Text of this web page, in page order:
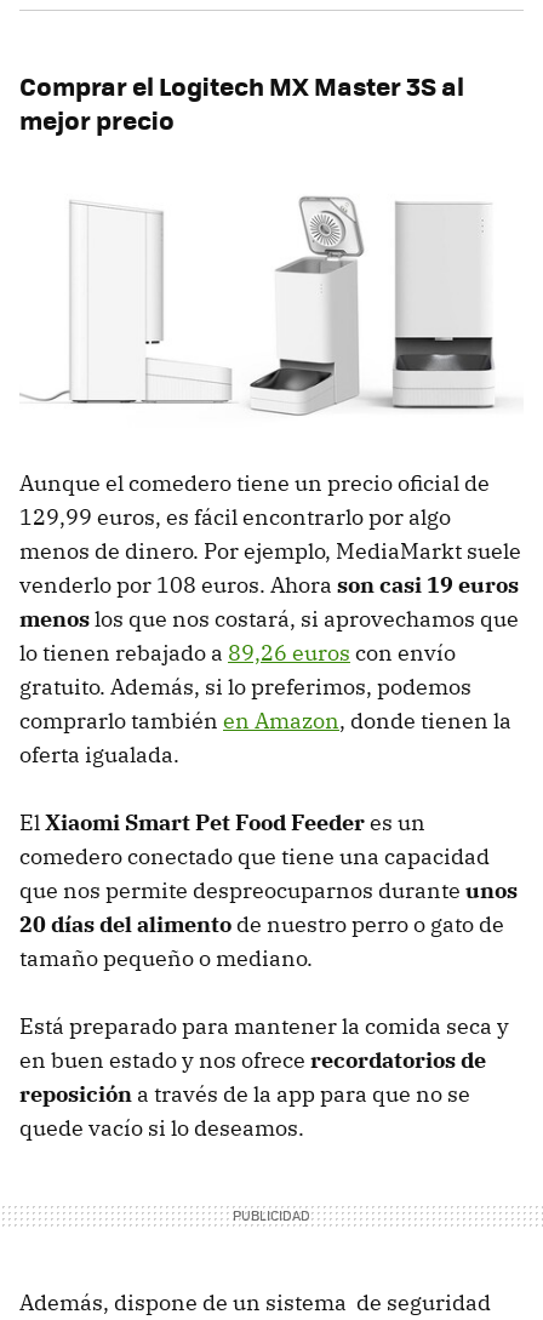
Comprar el Logitech MX Master 3S al
mejor precio
Aunque el comedero tiene un precio oficial de
129,99 euros, es fácil encontrarlo por algo
menos de dinero. Por ejemplo, MediaMarkt suele
venderlo por 108 euros. Ahora son casi 19 euros
menoslos que nos costará, si aprovechamos que
lo tienen rebajado a 89,26 euros con envío
gratuito. Además, si lo preferimos, podemos
comprarlo también en Amazon, donde tienen la
oferta igualada.
ElXiaomi Smart Pet Food Feederes un
comedero conectado que tiene una capacidad
que nos permite despreocuparnos durante unos
20 días del alimento de nuestro perro o gato de
tamaño pequeño o mediano.
Está preparado para mantener la comida seca y
en buen estado y nos ofrece recordatorios de
reposición a través de la app para que no se
quede vacío si lo deseamos.
Además, dispone de un sistema de seguridad